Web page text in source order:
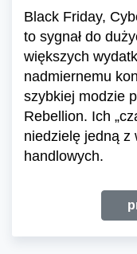
Black Friday,
to sygnał do
większych
nadmiernemu
szybkiej modzie
Rebellion. Ich
niedzielę jedną z
handlowych.